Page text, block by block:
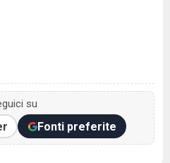
su
Fonti preferite